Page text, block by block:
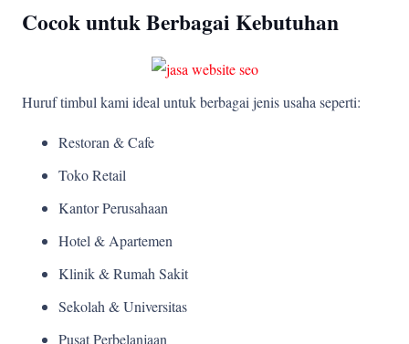
Cocok untuk Berbagai Kebutuhan
Huruf timbul kami ideal untuk berbagai jenis usaha seperti:
Restoran & Cafe
Toko Retail
Kantor Perusahaan
Hotel & Apartemen
Klinik & Rumah Sakit
Sekolah & Universitas
Pusat Perbelanjaan